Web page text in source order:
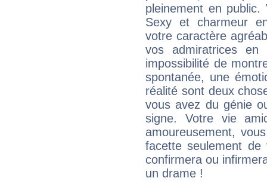
pleinement en
Sexy et charmeur
votre caractère
vos admiratrices
impossibilité de
spontanée, une
réalité sont deux
vous avez du génie
signe. Votre vie
amoureusement,
facette seulement
confirmera ou
un drame !